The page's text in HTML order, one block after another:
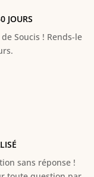
JOURS
Soucis ! Rends-le
sans réponse !